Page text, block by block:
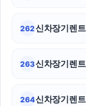
262신차장기렌
263신차장기렌
264신차장기렌